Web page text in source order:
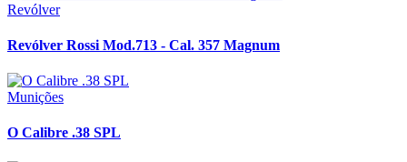
Revólver
Revólver Rossi Mod.713 - Cal. 357 Magnum
Munições
O Calibre .38 SPL